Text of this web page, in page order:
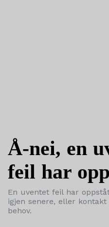
Å-nei, en
feil har
En uventet feil har
igjen senere, eller kontakt
behov.